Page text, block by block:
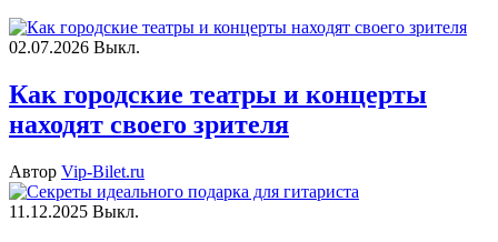
02.07.2026 Выкл.
Как городские театры и концерты
находят своего зрителя
Автор Vip-Bilet.ru
11.12.2025 Выкл.